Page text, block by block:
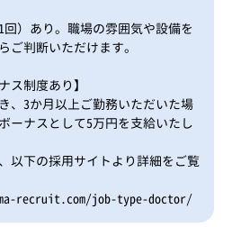
回）あり。職場の雰囲気や設備を
ご判断いただけます。
ス制度あり】
、3か月以上ご勤務いただいた場
ーナスとして5万円を支給いたし
以下の採用サイトより詳細をご覧
recruit.com/job-type-doctor/